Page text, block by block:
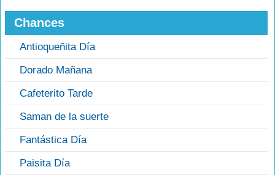
Chances
Antioqueñita Día
Dorado Mañana
Cafeterito Tarde
Saman de la suerte
Fantástica Día
Paisita Día